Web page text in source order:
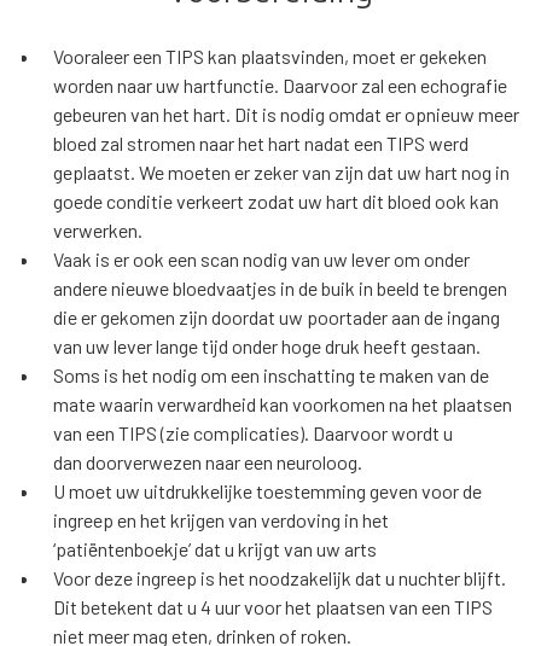
Vooraleer een TIPS kan plaatsvinden, moet er gekeken
worden naar uw hartfunctie. Daarvoor zal een echografie
gebeuren van het hart. Dit is nodig omdat er opnieuw meer
bloed zal stromen naar het hart nadat een TIPS werd
geplaatst. We moeten er zeker van zijn dat uw hart nog in
goede conditie verkeert zodat uw hart dit bloed ook kan
verwerken.
Vaak is er ook een scan nodig van uw lever om onder
andere nieuwe bloedvaatjes in de buik in beeld te brengen
die er gekomen zijn doordat uw poortader aan de ingang
van uw lever lange tijd onder hoge druk heeft gestaan.
Soms is het nodig om een inschatting te maken van de
mate waarin verwardheid kan voorkomen na het plaatsen
van een TIPS (zie complicaties). Daarvoor wordt u
dan doorverwezen naar een neuroloog.
U moet uw uitdrukkelijke toestemming geven voor de
ingreep en het krijgen van verdoving in het
‘patiëntenboekje’ dat u krijgt van uw arts
Voor deze ingreep is het noodzakelijk dat u nuchter blijft.
Dit betekent dat u 4 uur voor het plaatsen van een TIPS
niet meer mag eten, drinken of roken.